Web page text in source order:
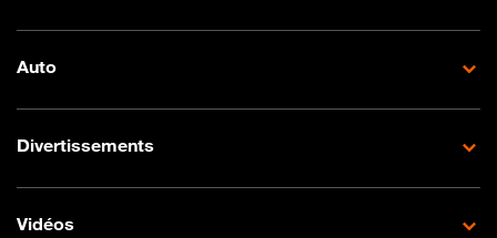
Auto
Divertissements
Vidéos